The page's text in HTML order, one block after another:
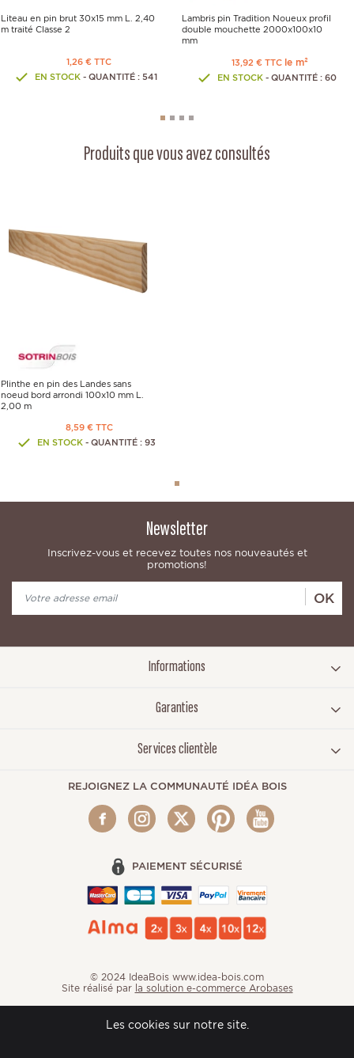
Liteau en pin brut 30x15 mm L. 2,40
m traité Classe 2
1,26 € TTC
EN STOCK - QUANTITÉ : 541
Lambris pin Tradition Noueux profil
double mouchette 2000x100x10
mm
13,92 € TTC le m²
EN STOCK - QUANTITÉ : 60
Produits que vous avez consultés
Plinthe en pin des Landes sans
noeud bord arrondi 100x10 mm L.
2,00 m
8,59 € TTC
EN STOCK- QUANTITÉ : 93
Newsletter
Inscrivez-vous et recevez toutes nos nouveautés et
promotions!
OK
Informations
Garanties
Services clientèle
REJOIGNEZ LA COMMUNAUTÉ IDÉA BOIS
PAIEMENT SÉCURISÉ
© 2024 IdeaBois www.idea-bois.com
Site réalisé par la solution e-commerce Arobases
Les cookies sur notre site.